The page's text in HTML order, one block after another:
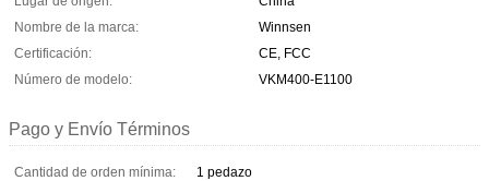
Nombre de la marca:
Winnsen
Certificación:
CE, FCC
Número de modelo:
VKM400-E1100
Pago y Envío Términos
Cantidad de orden mínima:
1 pedazo